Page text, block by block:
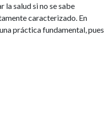
la salud si no se sabe
caracterizado. En
práctica fundamental, pues